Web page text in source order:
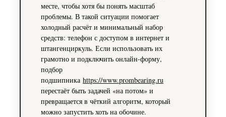
месте, чтобы хотя бы понять масштаб
проблемы. В такой ситуации помогает
холодный расчёт и минимальный набор
средств: телефон с доступом в интернет и
штангенциркуль. Если использовать их
грамотно и подключить онлайн‑форму,
подбор
подшипника https://www.prombearing.ru
перестаёт быть задачей «на потом» и
превращается в чёткий алгоритм, который
можно запустить хоть на обочине.